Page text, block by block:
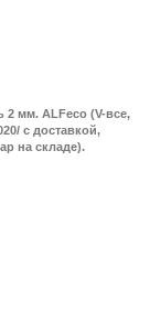
2 мм. ALFeco (V-все,
с доставкой,
на складе).